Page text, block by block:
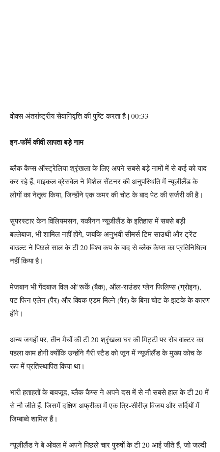
वोक्स अंतर्राष्ट्रीय सेवानिवृत्ति की पुष्टि करता है | 00:33
इन-फॉर्म कीवी लापता बड़े नाम
ब्लैक कैप्स ऑस्ट्रेलिया श्रृंखला के लिए अपने सबसे बड़े नामों में से कई को याद
कर रहे हैं, माइकल ब्रेसवेल ने मिशेल सेंटनर की अनुपस्थिति में न्यूजीलैंड के
लोगों का नेतृत्व किया, जिन्होंने एक कमर की चोट के बाद पेट की सर्जरी की है।
सुपरस्टार केन विलियमसन, यकीनन न्यूजीलैंड के इतिहास में सबसे बड़ी
बल्लेबाज, भी शामिल नहीं होंगे, जबकि अनुभवी सीमर्स टिम साउथी और ट्रेंट
बाउल्ट ने पिछले साल के टी 20 विश्व कप के बाद से ब्लैक कैप्स का प्रतिनिधित्व
नहीं किया है।
मेजबान भी गेंदबाज विल ओ’रूर्के (बैक), ऑल-राउंडर ग्लेन फिलिप्स (ग्रोइन),
पट फिन एलेन (पैर) और क्विक एडम मिल्ने (पैर) के बिना चोट के झटके के कारण
होंगे।
अन्य जगहों पर, तीन मैचों की टी 20 श्रृंखला घर की मिट्टी पर रोब वाल्टर का
पहला काम होगी क्योंकि उन्होंने गैरी स्टैड को जून में न्यूजीलैंड के मुख्य कोच के
रूप में प्रतिस्थापित किया था।
भारी हताहतों के बावजूद, ब्लैक कैप्स ने अपने दस में से नौ सबसे हाल के टी 20 में
से नौ जीते हैं, जिसमें दक्षिण अफ्रीका में एक त्रि-सीरीज़ विजय और सर्दियों में
जिम्बाब्वे शामिल हैं।
न्यूजीलैंड ने बे ओवल में अपने पिछले चार पुरुषों के टी 20 आई जीते हैं, जो जल्दी